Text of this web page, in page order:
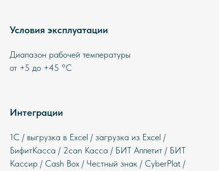
Условия эксплуатации
Диапазон рабочей температуры
от +5 до +45 °С
Интеграции
1С / выгрузка в Excel / загрузка из Excel /
БифитКасса / 2can Касса / БИТ Аппетит / БИТ
Кассир / Cash Box / Честный знак / CyberPlat /